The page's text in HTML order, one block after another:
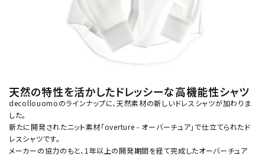
天然の特性を活かしたドレッシーな高機能性シャツ
decollouomoのラインナップに、天然素材の新しいドレスシャツが加わりま
した。
新たに開発されたニット素材「overture - オーバーチュア」で仕立てられたド
レスシャツです。
メーカーの協力のもと、1年以上の開発期間を経て完成したオーバーチュア